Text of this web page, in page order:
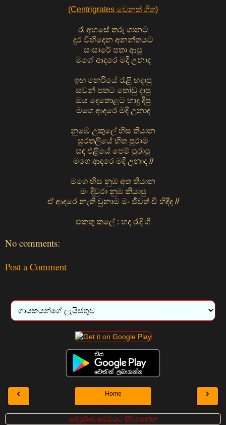
(Centrigrates වෙනත් ගීත)
රෑ අහසේ තරු ගානට
දුර විහිදෙන අනන්තයට
සංසාරේ පතා ආපු
මගේ ආදරෙ මදි උනාද
ඉඟ නෙරියේ රැළි හදාපු
සවන් පතට තෝඩු දාපු
ඔය දෙතොළට හාදු දීපු
මගෙ ආදරෙ මදි උනාද
නුඹෙ උකුලේ හිස තියාන
සුරතලියේ හිත පුරාම
සඳ එළියේ පෙම් පුරාපු
මගෙ ආදරෙ මදි උනාද //
මගෙ හිස නුඹ අත තියාන
මං දිවුරා නුඹ කියාපු
ඒ ආදරෙ නැති වුනාම මං ජීවත් වී හිඳීද //
එකතු කලේ : හද රැදි ගී
No comments:
Post a Comment
‹ ›
Home
සම්පුර්ණ අඩවියට පිවිසෙන්න